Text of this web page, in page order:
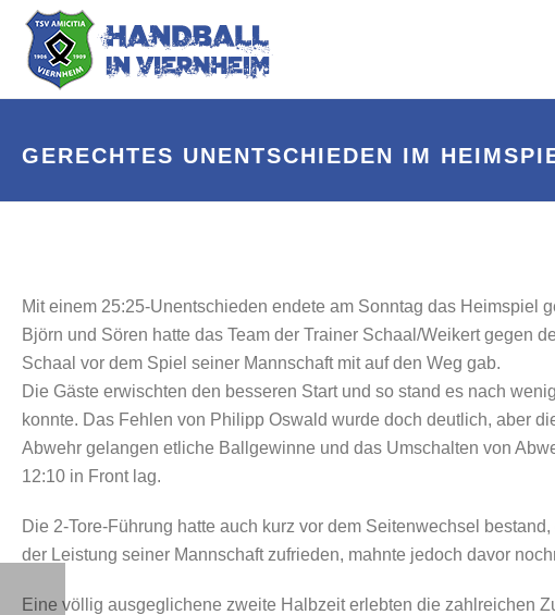
GERECHTES UNENTSCHIEDEN IM
Mit einem 25:25-Unentschieden endete am Sonntag das
Björn und Sören hatte das Team der Trainer Schaal/Weikert gegen
Schaal vor dem Spiel seiner Mannschaft mit auf den Weg gab.
Die Gäste erwischten den besseren Start und so stand es nach
konnte. Das Fehlen von Philipp Oswald wurde doch deutlich, aber
Abwehr gelangen etliche Ballgewinne und das Umschalten von
12:10 in Front lag.
Die 2-Tore-Führung hatte auch kurz vor dem Seitenwechsel
der Leistung seiner Mannschaft zufrieden, mahnte jedoch davor
Eine völlig ausgeglichene zweite Halbzeit erlebten die zahlreichen